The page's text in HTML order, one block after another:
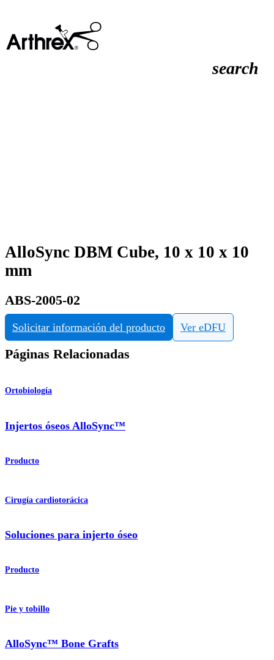
search
AlloSync DBM Cube, 10 x 10 x 10
mm
ABS-2005-02
Solicitar información del producto Ver eDFU
Páginas Relacionadas
Ortobiología
Injertos óseos AlloSync™
Producto
Cirugía cardiotorácica
Soluciones para injerto óseo
Producto
Pie y tobillo
AlloSync™ Bone Grafts